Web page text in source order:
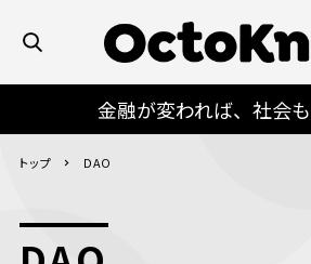
金融が変われば、社会
トップ DAO